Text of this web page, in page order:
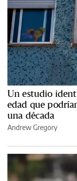
Un estudio
edad que
una década
Andrew Gregory